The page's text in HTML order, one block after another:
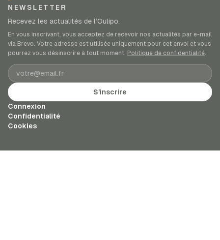
NEWSLETTER
Recevez les actualités de l’Oulipo.
En vous inscrivant, vous acceptez de recevoir nos actualités par e-mail
via Brevo. Votre adresse est utilisée uniquement pour cet envoi et vous
pourrez vous désinscrire à tout moment. Politique de confidentialité.
Adresse e-mail
S’inscrire
Connexion
Confidentialité
Cookies